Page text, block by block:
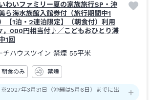
わいファミリー夏の家族旅行SP・沖
ら海水族館入館券付（旅行期間中1
【1泊・2連泊限定】（朝食付）利用
，000円相当付♪／こどもおひとり滞
1回
チハウスツイン 禁煙 55平米
朝食のみ 禁煙
年3月31日（沖縄は5月6日）までに出